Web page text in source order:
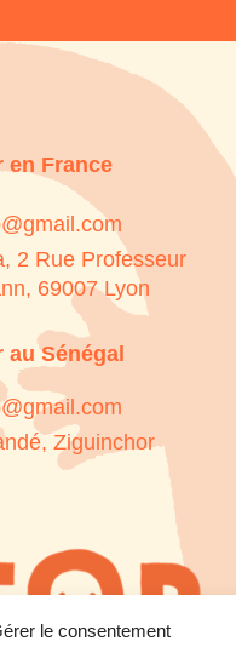
le consentement
en France
2 Rue Professeur
69007 Lyon
au Sénégal
Ziguinchor